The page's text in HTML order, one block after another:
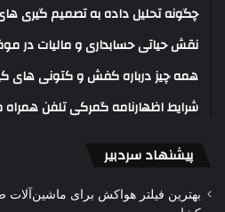
چگونه تحلیل داده به تصمیم گیری
نقش حیاتی حسابداری و مالیات در
همه چیز درباره کفش و کتونی های
شرایط اظهارنامه گمرکی تلفن
پیشنهاد سردبیر
بهترین فیلتر هواکش برای